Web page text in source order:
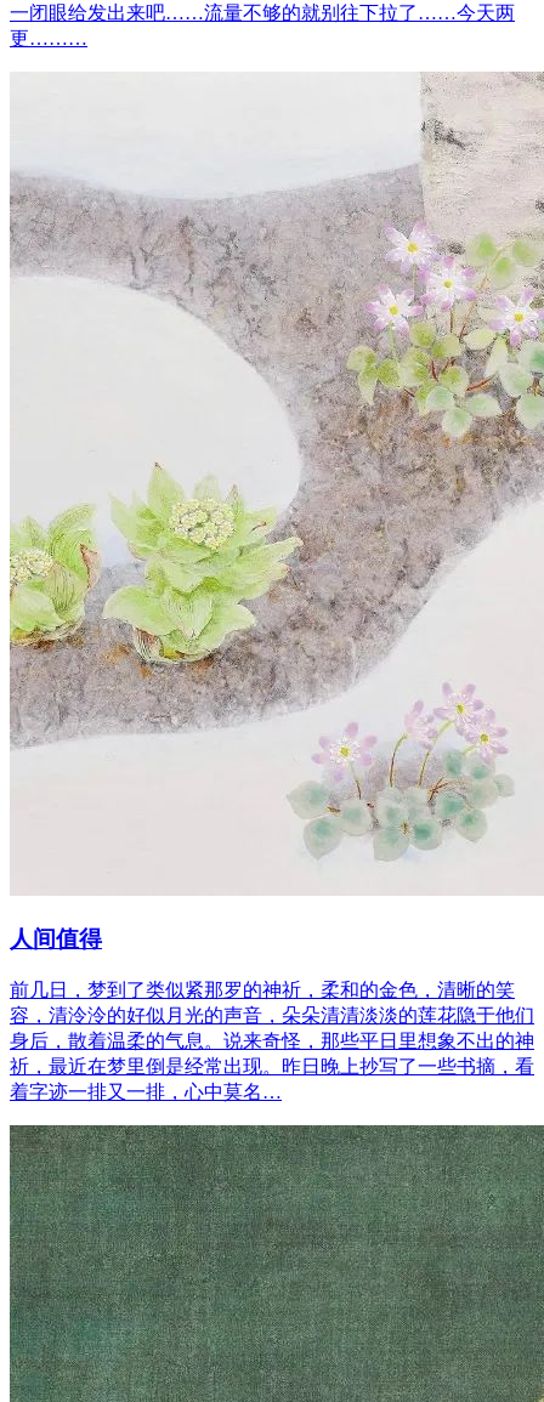
一闭眼给发出来吧……流量不够的就别往下拉了……今天两
更………
人间值得
前几日，梦到了类似紧那罗的神祈，柔和的金色，清晰的笑
容，清泠泠的好似月光的声音，朵朵清清淡淡的莲花隐于他们
身后，散着温柔的气息。说来奇怪，那些平日里想象不出的神
祈，最近在梦里倒是经常出现。昨日晚上抄写了一些书摘，看
着字迹一排又一排，心中莫名…